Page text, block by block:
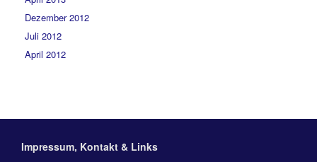
Dezember 2012
Juli 2012
April 2012
Impressum, Kontakt & Links